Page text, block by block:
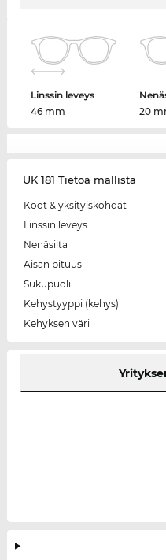
Linssin leveys
46 mm
20
UK 181 Tietoa mallista
Koot & yksityiskohdat
Linssin leveys
Nenäsilta
Aisan pituus
Sukupuoli
Kehystyyppi (kehys)
Kehyksen väri